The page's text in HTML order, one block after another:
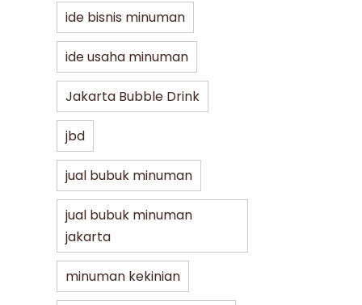
ide bisnis minuman
ide usaha minuman
Jakarta Bubble Drink
jbd
jual bubuk minuman
jual bubuk minuman
jakarta
minuman kekinian